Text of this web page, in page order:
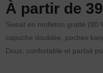
À partir de
Sweat en molleton gratté (80
capuche doublée, poches
Doux, confortable et parfait